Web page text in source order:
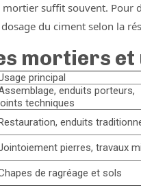
suffit souvent. Pour
du ciment selon la
mortiers et
principal
enduits porteurs,
techniques
enduits
pierres, travaux
de ragréage et sols